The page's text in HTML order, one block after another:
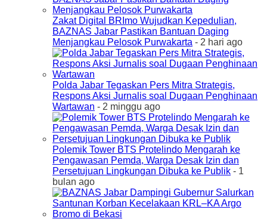
Zakat Digital BRImo Wujudkan Kepedulian,
BAZNAS Jabar Pastikan Bantuan Daging
Menjangkau Pelosok Purwakarta - 2 hari ago
Polda Jabar Tegaskan Pers Mitra Strategis,
Respons Aksi Jurnalis soal Dugaan Penghinaan
Wartawan - 2 minggu ago
Polemik Tower BTS Protelindo Mengarah ke
Pengawasan Pemda, Warga Desak Izin dan
Persetujuan Lingkungan Dibuka ke Publik - 1
bulan ago